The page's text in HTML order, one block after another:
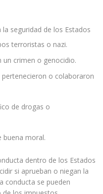
seguridad de los Estados
terroristas o nazi.
un crimen o genocidio.
o colaboraron
de drogas o
buena moral.
dentro de los Estados
si aprueban o niegan la
conducta se pueden